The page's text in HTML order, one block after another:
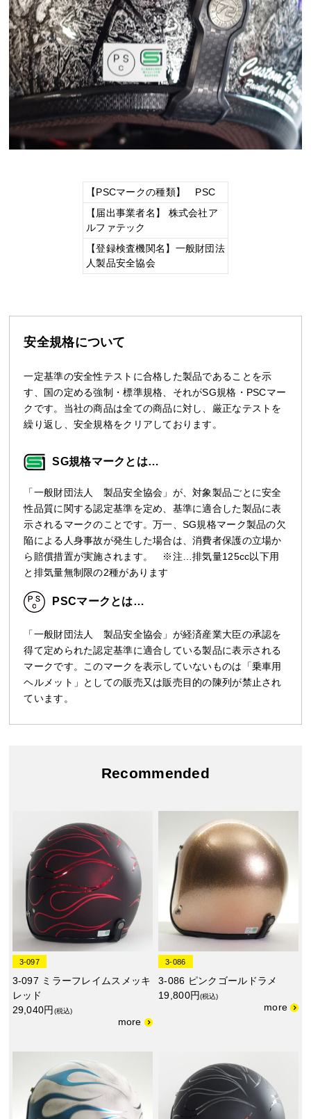
【PSCマークの種類】 PSC
【届出事業者名】 株式会社ア
ルファテック
【登録検査機関名】一般財団法
人製品安全協会
安全規格について
一定基準の安全性テストに合格した製品であることを示
す、国の定める強制・標準規格、それがSG規格・PSCマー
クです。当社の商品は全ての商品に対し、厳正なテストを
繰り返し、安全規格をクリアしております。
SG規格マークとは…
「一般財団法人 製品安全協会」が、対象製品ごとに安全
性品質に関する認定基準を定め、基準に適合した製品に表
示されるマークのことです。万一、SG規格マーク製品の欠
陥による人身事故が発生した場合は、消費者保護の立場か
ら賠償措置が実施されます。 ※注…排気量125cc以下用
と排気量無制限の2種があります
PSCマークとは…
「一般財団法人 製品安全協会」が経済産業大臣の承認を
得て定められた認定基準に適合している製品に表示される
マークです。このマークを表示していないものは「乗車用
ヘルメット」としての販売又は販売目的の陳列が禁止され
ています。
Recommended
3-097
3-097 ミラーフレイムスメッキ
レッド
29,040円 (税込)
3-086
3-086 ピンクゴールドラメ
19,800円(税込)